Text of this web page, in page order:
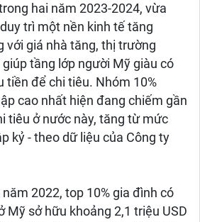
hai năm 2023-2024, vừa
trì một nền kinh tế tăng
với giá nhà tăng, thị trường
tầng lớp người Mỹ giàu có
tiền để chi tiêu. Nhóm 10%
cao nhất hiện đang chiếm gần
tiêu ở nước này, tăng từ mức
kỷ - theo dữ liệu của Công ty
2022, top 10% gia đình có
Mỹ sở hữu khoảng 2,1 triệu USD